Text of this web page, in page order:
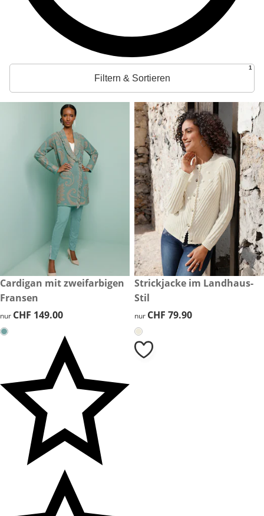
Filtern & Sortieren
1
CHF 149.00
Cardigan mit zweifarbigen
Fransen
CHF 149.00
nur CHF 149.00
CHF 79.90
Strickjacke im Landhaus-
Stil
CHF 79.90
nur CHF 79.90